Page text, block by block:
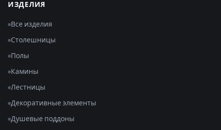
ИЗДЕЛИЯ
Все изделия
Столешницы
Полы
Камины
Лестницы
Декоративные элементы
Душевые поддоны